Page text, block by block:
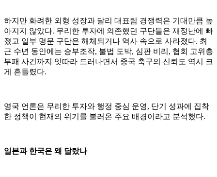
하지만 화려한 외형 성장과 달리 대표팀 경쟁력은 기대만큼 높
아지지 않았다. 무리한 투자에 의존했던 구단들은 재정난에 빠
졌고 일부 명문 구단은 해체되거나 역사 속으로 사라졌다. 최
근 수년 동안에는 승부조작, 불법 도박, 심판 비리, 협회 고위층
부패 사건까지 잇따라 드러나면서 중국 축구의 신뢰도 역시 크
게 흔들렸다.
영국 언론은 무리한 투자와 행정 중심 운영, 단기 성과에 집착
한 정책이 현재의 위기를 불러온 주요 배경이라고 분석했다.
일본과 한국은 왜 달랐나